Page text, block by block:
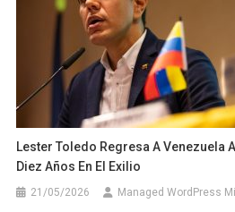
Lester Toledo Regresa A Venezuela
Diez Años En El Exilio
21/05/2026 Managed WordPress